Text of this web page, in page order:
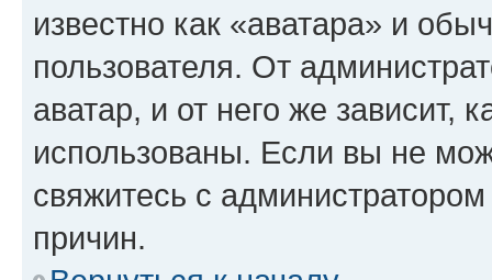
известно как «аватара» и
пользователя. От
аватар, и от него же зависит,
использованы. Если вы не
свяжитесь с
причин.